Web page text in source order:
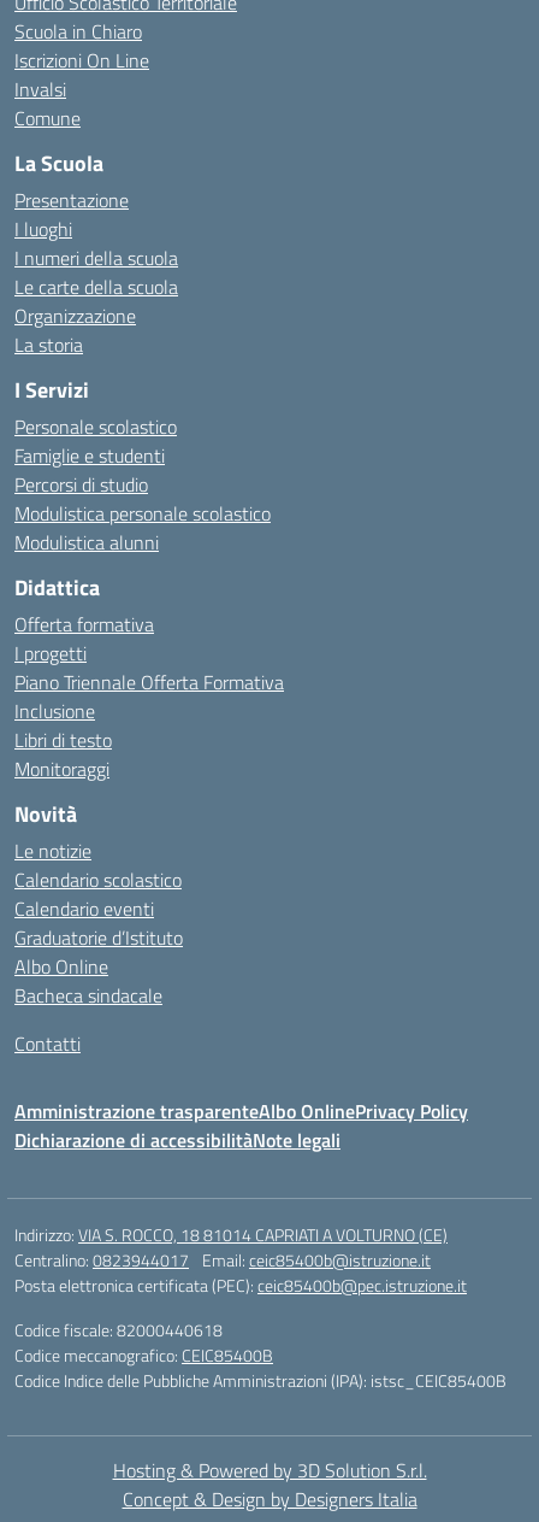
Scuola in Chiaro
Iscrizioni On Line
Invalsi
Comune
La Scuola
Presentazione
I luoghi
I numeri della scuola
Le carte della scuola
Organizzazione
La storia
I Servizi
Personale scolastico
Famiglie e studenti
Percorsi di studio
Modulistica personale scolastico
Modulistica alunni
Didattica
Offerta formativa
I progetti
Piano Triennale Offerta Formativa
Inclusione
Libri di testo
Monitoraggi
Novità
Le notizie
Calendario scolastico
Calendario eventi
Graduatorie d’Istituto
Albo Online
Bacheca sindacale
Contatti
Amministrazione trasparenteAlbo OnlinePrivacy Policy
Dichiarazione di accessibilitàNote legali
Indirizzo:VIA S. ROCCO, 18 81014 CAPRIATI A VOLTURNO (CE)
Centralino:0823944017 Email:ceic85400b@istruzione.it
Posta elettronica certificata (PEC):ceic85400b@pec.istruzione.it
Codice fiscale: 82000440618
Codice meccanografico: CEIC85400B
Codice Indice delle Pubbliche Amministrazioni (IPA): istsc_CEIC85400B
Hosting & Powered by 3D Solution S.r.l.
Concept & Design by Designers Italia